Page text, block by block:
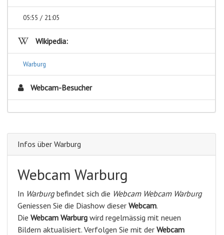
05:55 / 21:05
Wikipedia:
Warburg
Webcam-Besucher
Infos über Warburg
Webcam Warburg
In Warburgbefindet sich die Webcam Webcam Warburg
Geniessen Sie die Diashow dieser Webcam.
Die Webcam Warburg wird regelmässig mit neuen
Bildern aktualisiert. Verfolgen Sie mit der Webcam